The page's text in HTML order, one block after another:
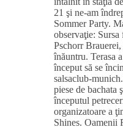
21 şi ne-am
Sommer Party.
observaţie:
Pschorr Brauerei,
înăuntru. Terasa
început să se
salsaclub-
piese de bachata
începutul
organizatoare a
Shines. Oamenii